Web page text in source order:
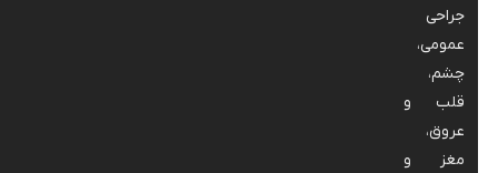
جراحی
عمومی،
چشم،
قلب و
عروق،
مغز و